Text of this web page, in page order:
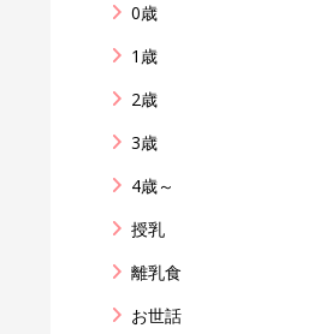
0歳
1歳
2歳
3歳
4歳～
授乳
離乳食
お世話